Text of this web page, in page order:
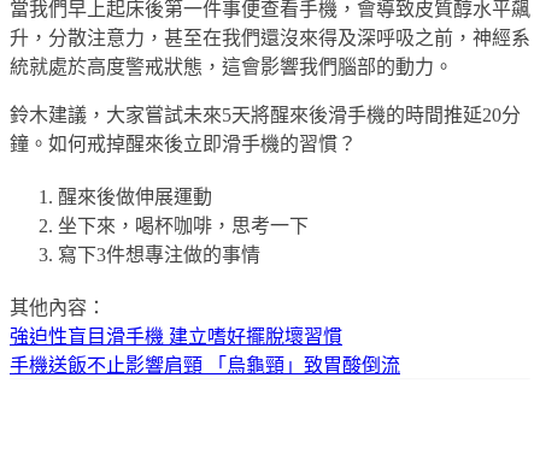
當我們早上起床後第一件事便查看手機，會導致皮質醇水平飆
升，分散注意力，甚至在我們還沒來得及深呼吸之前，神經系
統就處於高度警戒狀態，這會影響我們腦部的動力。
鈴木建議，大家嘗試未來5天將醒來後滑手機的時間推延20分
鐘。如何戒掉醒來後立即滑手機的習慣？
醒來後做伸展運動
坐下來，喝杯咖啡，思考一下
寫下3件想專注做的事情
其他內容：
強迫性盲目滑手機 建立嗜好擺脫壞習慣
手機送飯不止影響肩頸 「烏龜頸」致胃酸倒流